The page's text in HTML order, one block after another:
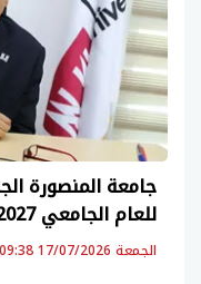
جامعة المنصورة
للعام الجامعي 2026/2027
الجمعة 17/07/2026 09:38 ص